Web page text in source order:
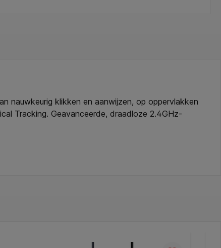
nauwkeurig klikken en aanwijzen, op oppervlakken
Tracking. Geavanceerde, draadloze 2.4GHz-